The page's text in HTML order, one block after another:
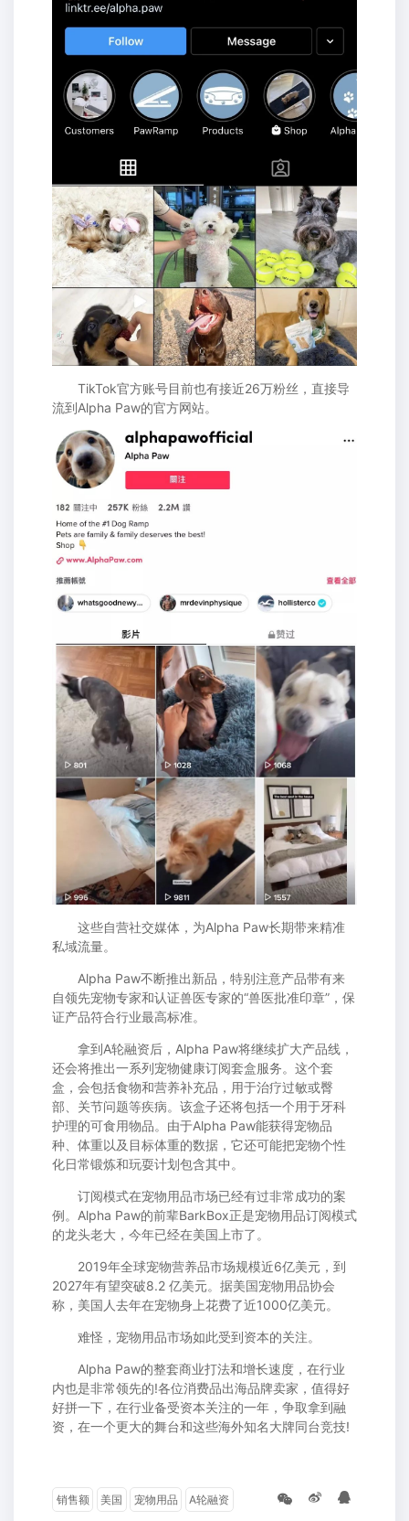
TikTok官方账号目前也有接近26万粉丝，直接导
流到Alpha Paw的官方网站。
这些自营社交媒体，为Alpha Paw长期带来精准
私域流量。
Alpha Paw不断推出新品，特别注意产品带有来
自领先宠物专家和认证兽医专家的“兽医批准印章”，保
证产品符合行业最高标准。
拿到A轮融资后，Alpha Paw将继续扩大产品线，
还会将推出一系列宠物健康订阅套盒服务。这个套
盒，会包括食物和营养补充品，用于治疗过敏或臀
部、关节问题等疾病。该盒子还将包括一个用于牙科
护理的可食用物品。由于Alpha Paw能获得宠物品
种、体重以及目标体重的数据，它还可能把宠物个性
化日常锻炼和玩耍计划包含其中。
订阅模式在宠物用品市场已经有过非常成功的案
例。Alpha Paw的前辈BarkBox正是宠物用品订阅模式
的龙头老大，今年已经在美国上市了。
2019年全球宠物营养品市场规模近6亿美元，到
2027年有望突破8.2 亿美元。据美国宠物用品协会
称，美国人去年在宠物身上花费了近1000亿美元。
难怪，宠物用品市场如此受到资本的关注。
Alpha Paw的整套商业打法和增长速度，在行业
内也是非常领先的!各位消费品出海品牌卖家，值得好
好拼一下，在行业备受资本关注的一年，争取拿到融
资，在一个更大的舞台和这些海外知名大牌同台竞技!
销售额 美国 宠物用品 A轮融资